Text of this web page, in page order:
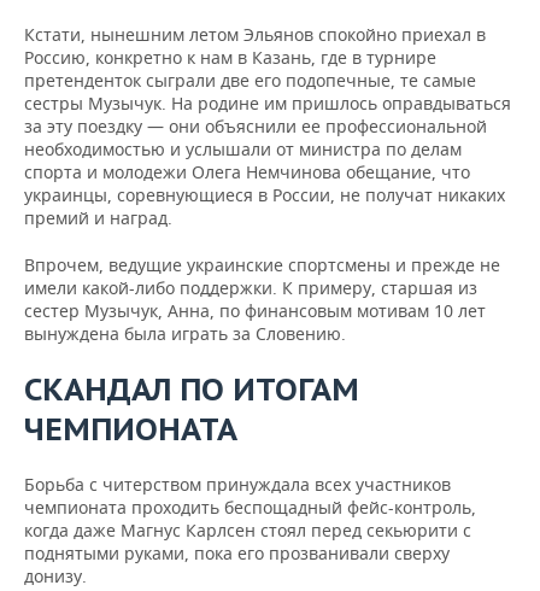
Кстати, нынешним летом Эльянов спокойно приехал в
Россию, конкретно к нам в Казань, где в турнире
претенденток сыграли две его подопечные, те самые
сестры Музычук. На родине им пришлось оправдываться
за эту поездку — они объяснили ее профессиональной
необходимостью и услышали от министра по делам
спорта и молодежи Олега Немчинова обещание, что
украинцы, соревнующиеся в России, не получат никаких
премий и наград.
Впрочем, ведущие украинские спортсмены и прежде не
имели какой-либо поддержки. К примеру, старшая из
сестер Музычук, Анна, по финансовым мотивам 10 лет
вынуждена была играть за Словению.
СКАНДАЛ ПО ИТОГАМ
ЧЕМПИОНАТА
Борьба с читерством принуждала всех участников
чемпионата проходить беспощадный фейс-контроль,
когда даже Магнус Карлсен стоял перед секьюрити с
поднятыми руками, пока его прозванивали сверху
донизу.